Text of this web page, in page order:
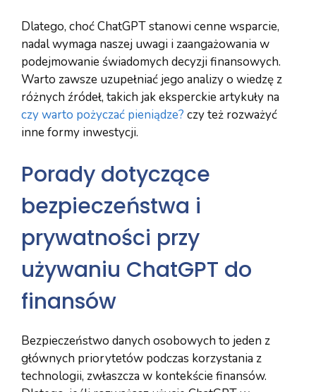
Dlatego, choć ChatGPT stanowi cenne wsparcie,
nadal wymaga naszej uwagi i zaangażowania w
podejmowanie świadomych decyzji finansowych.
Warto zawsze uzupełniać jego analizy o wiedzę z
różnych źródeł, takich jak eksperckie artykuły na
czy warto pożyczać pieniądze? czy też rozważyć
inne formy inwestycji.
Porady dotyczące
bezpieczeństwa i
prywatności przy
używaniu ChatGPT do
finansów
Bezpieczeństwo danych osobowych to jeden z
głównych priorytetów podczas korzystania z
technologii, zwłaszcza w kontekście finansów.